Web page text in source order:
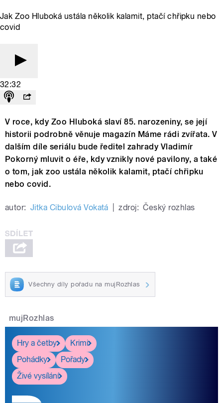
Jak Zoo Hluboká ustála několik kalamit, ptačí chřipku nebo
covid
32:32
V roce, kdy Zoo Hluboká slaví 85. narozeniny, se její
historii podrobně věnuje magazín Máme rádi zvířata. V
dalším díle seriálu bude ředitel zahrady Vladimír
Pokorný mluvit o éře, kdy vznikly nové pavilony, a také
o tom, jak zoo ustála několik kalamit, ptačí chřipku
nebo covid.
autor: Jitka Cibulová Vokatá zdroj: Český rozhlas
Všechny díly pořadu na mujRozhlas
mujRozhlas
Hry a četby
Krimi
Pohádky
Pořady
Živé vysílání